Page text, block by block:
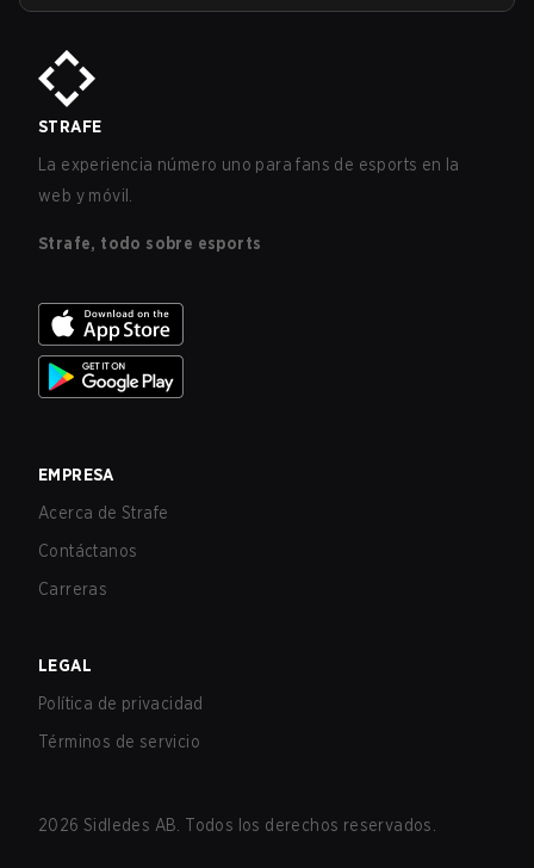
STRAFE
La experiencia número uno para fans de esports en la
web y móvil.
Strafe, todo sobre esports
EMPRESA
Acerca de Strafe
Contáctanos
Carreras
LEGAL
Política de privacidad
Términos de servicio
2026 Sidledes AB. Todos los derechos reservados.